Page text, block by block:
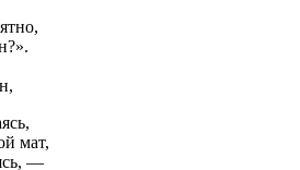
мат,
—